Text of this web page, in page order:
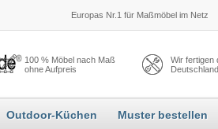
Europas Nr.1 für Maßmöbel im Netz
100 % Möbel nach Maß
ohne Aufpreis
Wir fertigen
Outdoor-Küchen Muster bestellen